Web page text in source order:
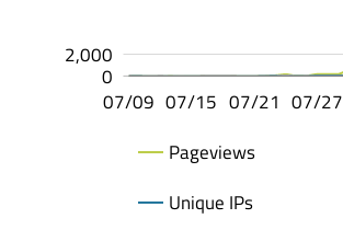
2,000
0
2,000
08/02
07/09
07/13
07/17 07/21
07/25
07/29
08/06
07/14
07/19
07/24
08/03 07/15
07/27
Pageviews
Unique IPs